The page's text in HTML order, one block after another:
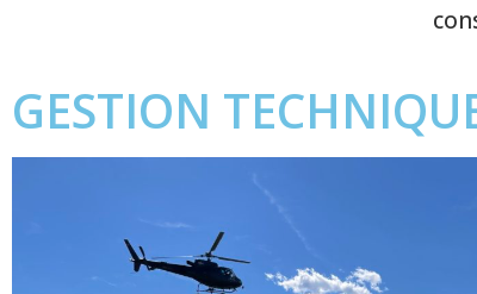
GESTION